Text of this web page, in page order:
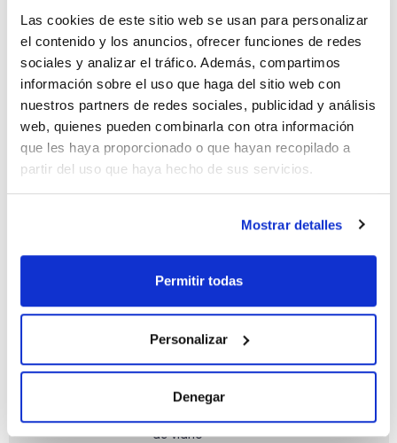
Las cookies de este sitio web se usan para personalizar
el contenido y los anuncios, ofrecer funciones de redes
sociales y analizar el tráfico. Además, compartimos
información sobre el uso que haga del sitio web con
nuestros partners de redes sociales, publicidad y análisis
web, quienes pueden combinarla con otra información
que les haya proporcionado o que hayan recopilado a
partir del uso que haya hecho de sus servicios.
Mostrar detalles
Permitir todas
Personalizar
Denegar
Capacidad
Referencia
CI00361000
Envase
x 1 l :: Botella de
vidrio
Precio
x 2,5 l
CI00362500
Envase
x 2,5 l :: Botella
de vidrio
Comprar